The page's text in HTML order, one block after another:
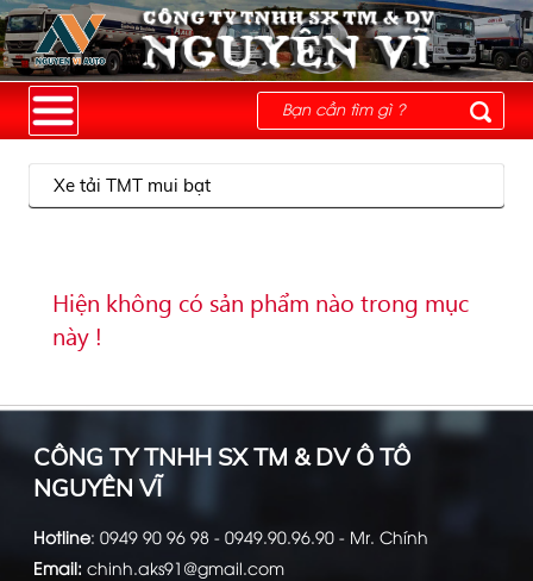
Xe tải TMT mui bạt
Hiện không có sản phẩm nào trong mục
này !
CÔNG TY TNHH SX TM & DV Ô TÔ
NGUYÊN VĨ
Hotline: 0949 90 96 98 - 0949.90.96.90 - Mr. Chính
Email: chinh.aks91@gmail.com